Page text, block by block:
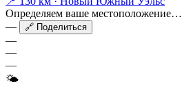
Определяем ваше местоположение…
—
🔗 Поделиться
—
—
—
🌤